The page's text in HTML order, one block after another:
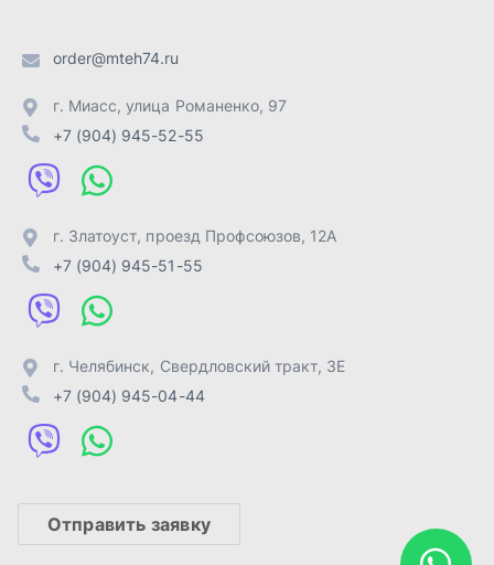
г. Челябинск
+7 (904) 945-04-44
Отправить заявку
ИП Лахтачёв О.В.
Разработка -